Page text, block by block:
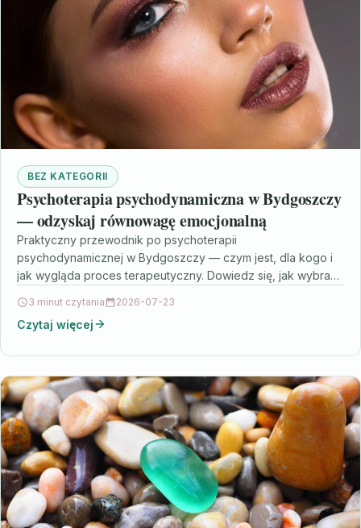
BEZ KATEGORII
Psychoterapia psychodynamiczna w Bydgoszczy
— odzyskaj równowagę emocjonalną
Praktyczny przewodnik po psychoterapii
psychodynamicznej w Bydgoszczy — czym jest, dla kogo i
jak wygląda proces terapeutyczny. Dowiedz się, jak wybrać
3 minut czytania 2026-07-23
Czytaj więcej